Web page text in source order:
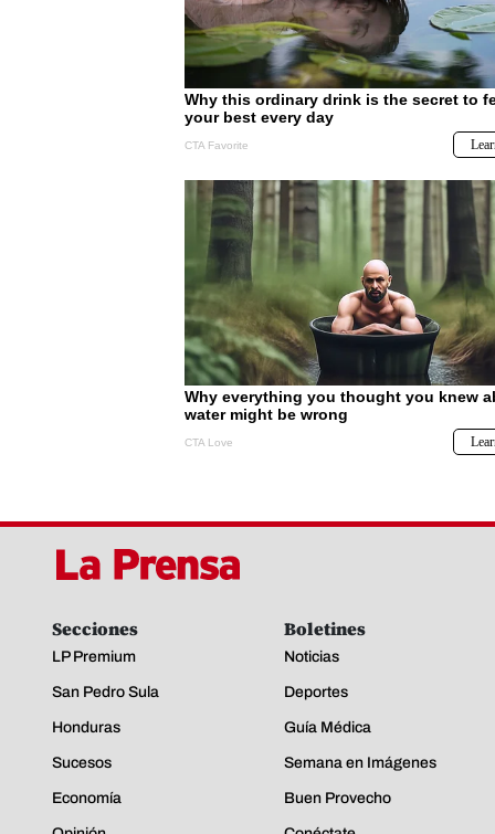
Secciones
LP Premium
San Pedro Sula
Honduras
Sucesos
Economía
Boletines
Noticias
Deportes
Guía Médica
Semana en Imágenes
Buen Provecho